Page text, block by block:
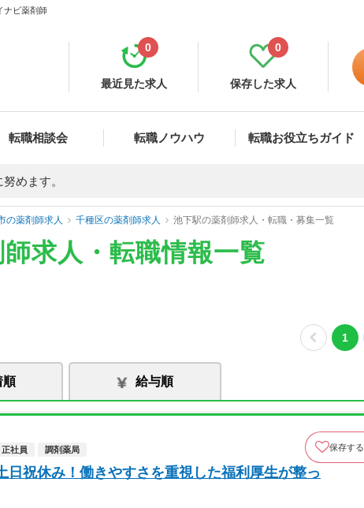
ナビ薬剤師
最近見た求人
0
保存した求人
0
転職相談会 転職ノウハウ 転職お役立ちガイド
めます。
の薬剤師求人 千種区の薬剤師求人 池下駅の薬剤師求人・転職・募集一覧
求人・転職情報一覧
1
順 給与順
正社員 調剤薬局 保存する
祝休み！働きやすさを重視した福利厚生が整っ